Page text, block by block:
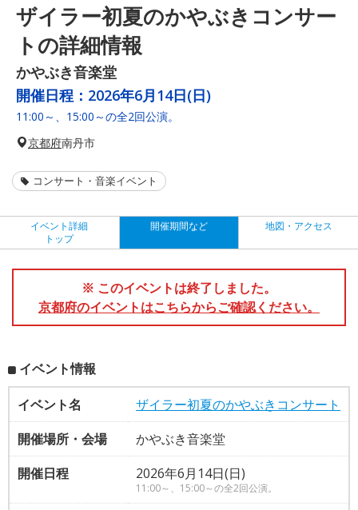
ザイラー初夏のかやぶきコンサー
トの詳細情報
かやぶき音楽堂
開催日程： 2026年6月14日(日)
11:00～、15:00～の全2回公演。
京都府南丹市
コンサート・音楽イベント
イベント詳細
トップ
開催期間など 地図・アクセス
※ このイベントは終了しました。
京都府のイベントはこちらからご確認ください。
イベント情報
イベント名
ザイラー初夏のかやぶきコンサート
開催場所・会場
かやぶき音楽堂
開催日程
2026年6月14日(日)
11:00～、15:00～の全2回公演。